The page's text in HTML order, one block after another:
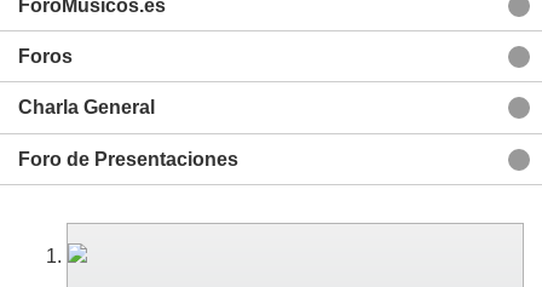
ForoMúsicos.es
Foros
Charla General
Foro de Presentaciones